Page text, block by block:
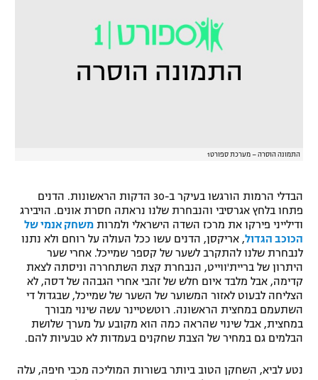
התמונה הוסרה – מערכת ספורט1
הבדלי הרמות הורגשו בעיקר ב-30 הדקות הראשונות. הדנים
פתחו בלחץ אגרסיבי והנבחרת שלנו נראתה חסרת אונים. הויבירג
ודילייני פירקו את מרכז השדה הישראלי ולמרות משחק אנמי של
הכוכב הגדול, אריקסן, הדנים עשו ככל העולה על רוחם ולא נתנו
לנבחרת שלנו להתקרב לשער של קספר שמייכל. אחרי שער
היתרון של בריית'ווייט, הנבחרת קצת השתחררה וניסתה לצאת
קדימה, אבל מלבד איום חלש של זהבי אחרי הגבהה של דסה, לא
הצליחה לבעוט לאזור המשוער של השער של שמייכל, שבגדול די
השתעמם במחצית הראשונה. רוטשטיינר עשה שינוי מבורך
במחצית, אבל שינוי שהראה כמה הוא מקובע על מערך שלושת
הבלמים גם במחיר של הצבת שחקנים בעמדות לא טבעיות להם.
נטע לביא, השחקן הטוב ביותר בשורות המוליכה מכבי חיפה, עלה